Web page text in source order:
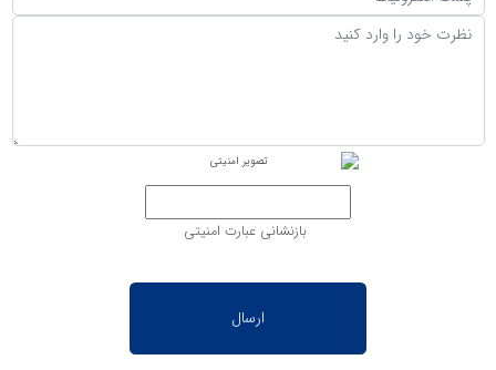
بازنشانی عبارت امنیتی